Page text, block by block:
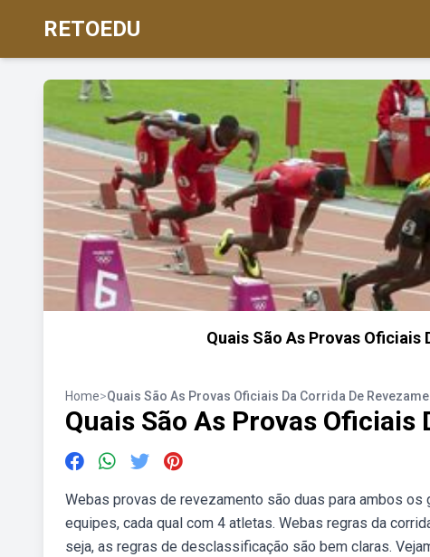
RETOEDU
Quais São As Provas Oficiais
Home>Quais São As Provas Oficiais Da Corrida De
Quais São As Provas Oficiais
Webas provas de revezamento são duas para ambos
equipes, cada qual com 4 atletas. Webas regras da
seja, as regras de desclassificação são bem claras.